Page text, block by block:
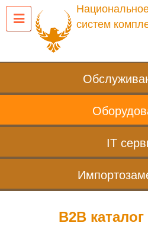
систем
IT
B2B